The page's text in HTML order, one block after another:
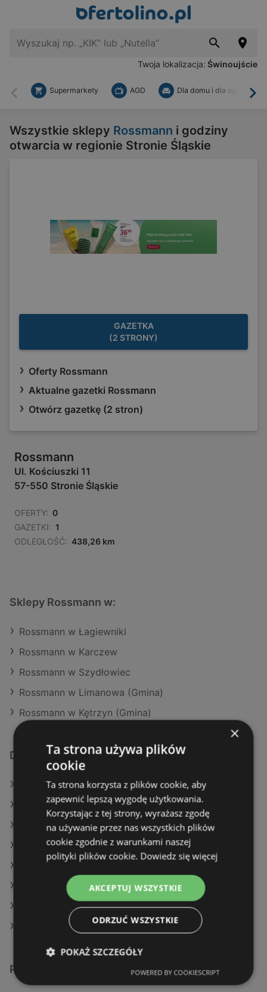
Twoja lokalizacja: Świnoujście
Wstecz
Supermarkety AGD Dla domu i dla ogrodu
Wszystkie sklepy Rossmann i godziny
otwarcia w regionie Stronie Śląskie
GAZETKA
(2 STRONY)
Oferty Rossmann
Aktualne gazetki Rossmann
Otwórz gazetkę (2 stron)
Rossmann
Ul. Kościuszki 11
57-550 Stronie Śląskie
OFERTY: 0
GAZETKI: 1
ODLEGŁOŚĆ: 438,26 km
Sklepy Rossmann w:
Rossmann w Łagiewniki
Rossmann w Karczew
Rossmann w Szydłowiec
Rossmann w Limanowa (Gmina)
Rossmann w Kętrzyn (Gmina)
Dodatkowe łącza
Oferty Rossmann
Oferty Hebe
Oferty Drogeria Jasmin
Aktualne gazetki Hebe
Aktualne gazetki Natura Drogerie
Aktualne gazetki Super-Pharm
Aktualne gazetki Drogeria Jasmin
Sklepy Rossmann w Międzyzdroje
Podobne sklepy detaliczne
×
Ta strona używa plików
cookie
Ta strona korzysta z plików cookie, aby
zapewnić lepszą wygodę użytkowania.
Korzystając z tej strony, wyrażasz zgodę
na używanie przez nas wszystkich plików
cookie zgodnie z warunkami naszej
polityki plików cookie. Dowiedz się więcej
AKCEPTUJ WSZYSTKIE
ODRZUĆ WSZYSTKIE
POKAŻ SZCZEGÓŁY
POWERED BY COOKIESCRIPT